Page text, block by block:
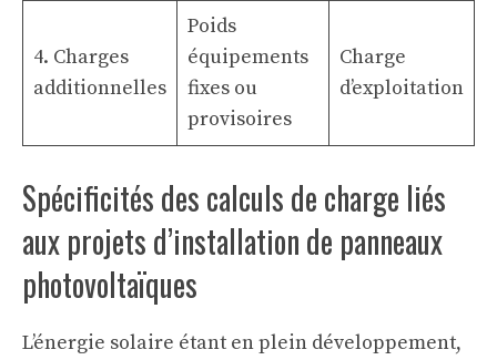
4. Charges
additionnelles
Poids
équipements
fixes ou
provisoires
Charge
d’exploitation
Spécificités des calculs de charge liés
aux projets d’installation de panneaux
photovoltaïques
L’énergie solaire étant en plein développement,